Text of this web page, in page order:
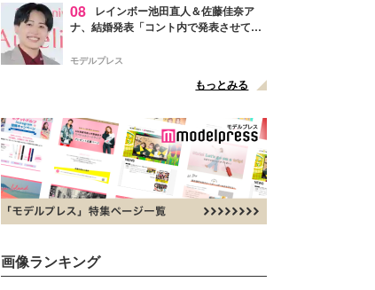
08
レインボー池田直人＆佐藤佳奈ア
ナ、結婚発表「コント内で発表させてい
点変更のため
モデルプレス
もっとみる
画像ランキング